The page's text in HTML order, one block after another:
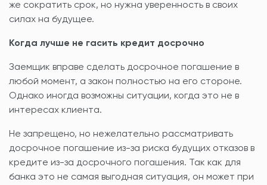
же сократить срок, но нужна уверенность в своих
силах на будущее.
Когда лучше не гасить кредит досрочно
Заемщик вправе сделать досрочное погашение в
любой момент, а закон полностью на его стороне.
Однако иногда возможны ситуации, когда это не в
интересах клиента.
Не запрещено, но нежелательно рассматривать
досрочное погашение из-за риска будущих отказов в
кредите из-за досрочного погашения. Так как для
банка это не самая выгодная ситуация, он может при